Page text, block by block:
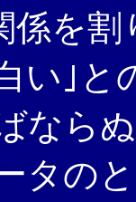
係を
い｣と
なら
タの